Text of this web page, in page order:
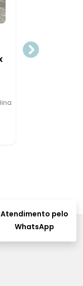
Atendimento pelo
WhatsApp